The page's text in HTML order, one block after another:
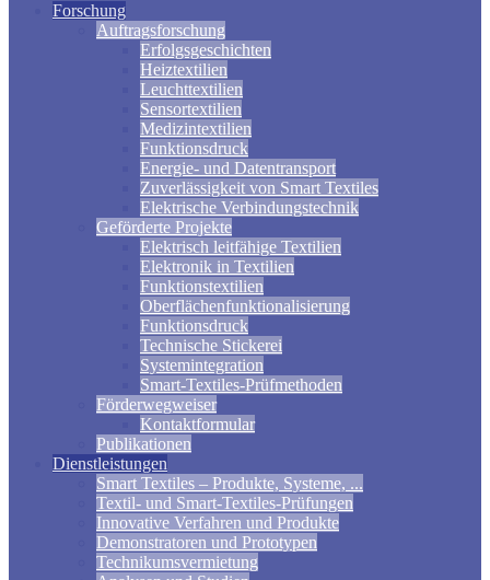
Forschung
Auftragsforschung
Erfolgsgeschichten
Heiztextilien
Leuchttextilien
Sensortextilien
Medizintextilien
Funktionsdruck
Energie- und Datentransport
Zuverlässigkeit von Smart Textiles
Elektrische Verbindungstechnik
Geförderte Projekte
Elektrisch leitfähige Textilien
Elektronik in Textilien
Funktionstextilien
Oberflächenfunktionalisierung
Funktionsdruck
Technische Stickerei
Systemintegration
Smart-Textiles-Prüfmethoden
Förderwegweiser
Kontaktformular
Publikationen
Dienstleistungen
Smart Textiles – Produkte, Systeme, ...
Textil- und Smart-Textiles-Prüfungen
Innovative Verfahren und Produkte
Demonstratoren und Prototypen
Technikumsvermietung